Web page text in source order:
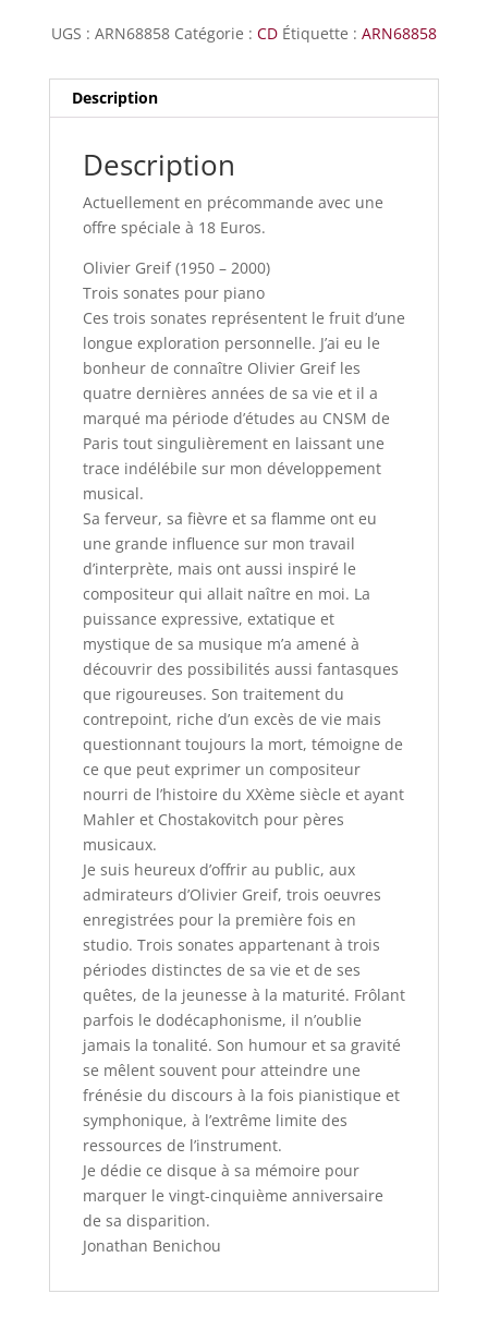
TROIS
POUR
PIANO
UGS : ARN68858 Catégorie : CD Étiquette : ARN68858
Description
Description
Actuellement en précommande avec une
offre spéciale à 18 Euros.
Olivier Greif (1950 – 2000)
Trois sonates pour piano
Ces trois sonates représentent le fruit d’une
longue exploration personnelle. J’ai eu le
bonheur de connaître Olivier Greif les
quatre dernières années de sa vie et il a
marqué ma période d’études au CNSM de
Paris tout singulièrement en laissant une
trace indélébile sur mon développement
musical.
Sa ferveur, sa fièvre et sa flamme ont eu
une grande influence sur mon travail
d’interprète, mais ont aussi inspiré le
compositeur qui allait naître en moi. La
puissance expressive, extatique et
mystique de sa musique m’a amené à
découvrir des possibilités aussi fantasques
que rigoureuses. Son traitement du
contrepoint, riche d’un excès de vie mais
questionnant toujours la mort, témoigne de
ce que peut exprimer un compositeur
nourri de l’histoire du XXème siècle et ayant
Mahler et Chostakovitch pour pères
musicaux.
Je suis heureux d’offrir au public, aux
admirateurs d’Olivier Greif, trois oeuvres
enregistrées pour la première fois en
studio. Trois sonates appartenant à trois
périodes distinctes de sa vie et de ses
quêtes, de la jeunesse à la maturité. Frôlant
parfois le dodécaphonisme, il n’oublie
jamais la tonalité. Son humour et sa gravité
se mêlent souvent pour atteindre une
frénésie du discours à la fois pianistique et
symphonique, à l’extrême limite des
ressources de l’instrument.
Je dédie ce disque à sa mémoire pour
marquer le vingt-cinquième anniversaire
de sa disparition.
Jonathan Benichou